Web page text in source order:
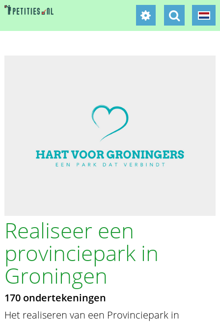
Realiseer een
provinciepark in
Groningen
170 ondertekeningen
Het realiseren van een Provinciepark in